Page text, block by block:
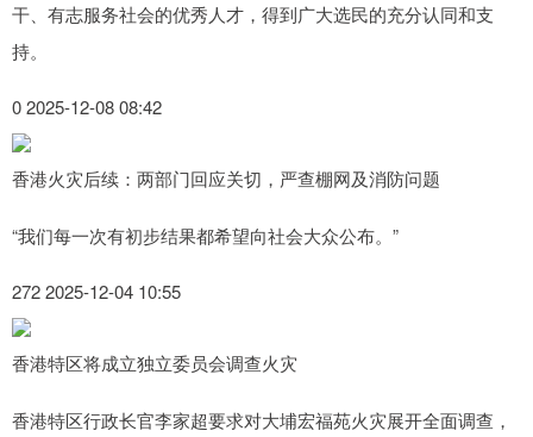
干、有志服务社会的优秀人才，得到广大选民的充分认同和支
持。
0 2025-12-08 08:42
香港火灾后续：两部门回应关切，严查棚网及消防问题
“我们每一次有初步结果都希望向社会大众公布。”
272 2025-12-04 10:55
香港特区将成立独立委员会调查火灾
香港特区行政长官李家超要求对大埔宏福苑火灾展开全面调查，